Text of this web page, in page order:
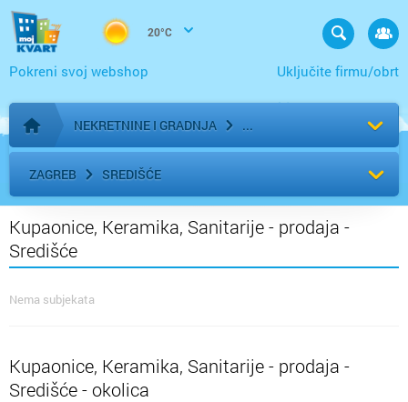
20°C
Uključite firmu/obrt
Pokreni svoj webshop
Početna stranica
NEKRETNINE I GRADNJA
ZAGREB SREDIŠĆE
Kupaonice, Keramika, Sanitarije - prodaja -
Središće
Nema subjekata
Kupaonice, Keramika, Sanitarije - prodaja -
Središće - okolica